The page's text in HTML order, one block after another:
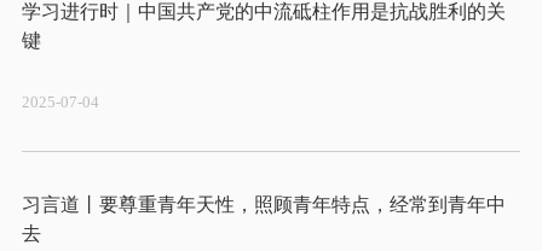
学习进行时｜中国共产党的中流砥柱作用是抗战胜利的关
键
2025-07-04
习言道丨要尊重青年天性，照顾青年特点，经常到青年中
去